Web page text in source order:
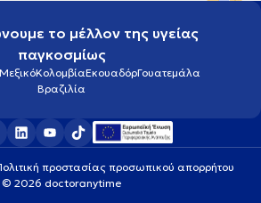
το μέλλον της υγείας
παγκοσμίως
ΚολομβίαΕκουαδόρΓουατεμάλα
Βραζιλία
προστασίας προσωπικού απορρήτου
© 2026 doctoranytime